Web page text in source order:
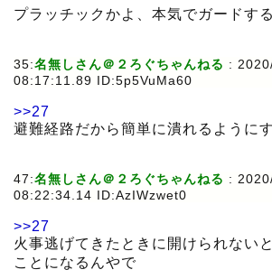
プラッチックかよ、本気でガードす
35:名無しさん＠２ろぐちゃんねる :
08:17:11.89 ID:5p5VuMa60
>>27
避難経路だから簡単に潰れるように
47:名無しさん＠２ろぐちゃんねる :
08:22:34.14 ID:AzIWzwet0
>>27
火事逃げてきたときに開けられない
ことになるんやで